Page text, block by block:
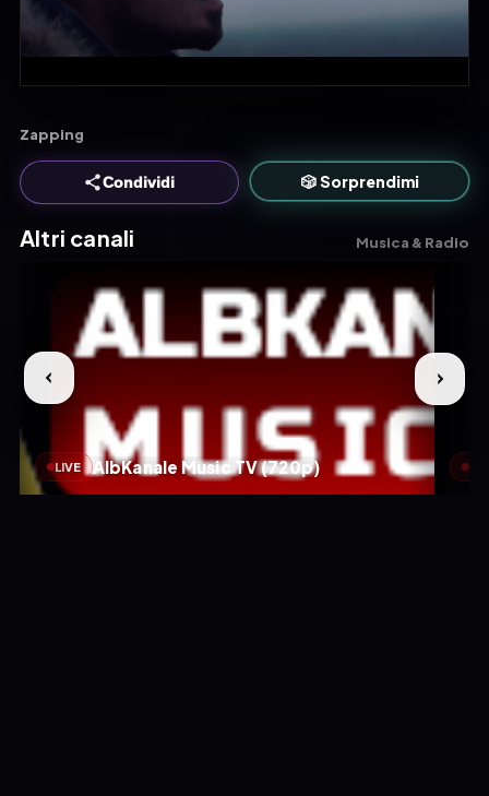
Zapping
Condividi 🎲 Sorprendimi
Altri canali Musica & Radio
LIVE AlbKanale Music TV (720p)